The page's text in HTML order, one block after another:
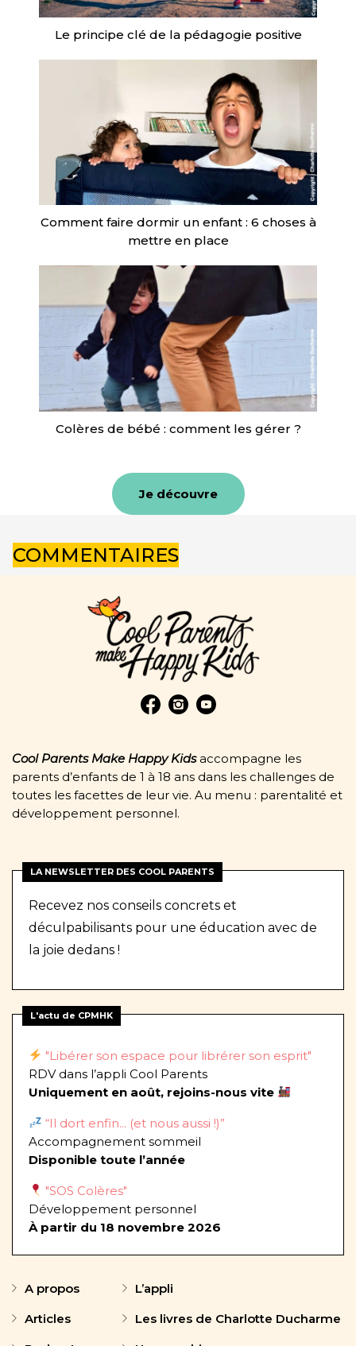
Le principe clé de la pédagogie positive
Comment faire dormir un enfant : 6 choses à
mettre en place
Colères de bébé : comment les gérer ?
Je découvre
COMMENTAIRES
Cool Parents Make Happy Kidsaccompagne les
parents d’enfants de 1 à 18 ans dans les challenges de
toutes les facettes de leur vie. Au menu : parentalité et
développement personnel.
LA NEWSLETTER DES COOL PARENTS
Recevez nos conseils concrets et
déculpabilisants pour une éducation avec de
la joie dedans !
L'actu de CPMHK
"Libérer son espace pour librérer son esprit"
RDV dans l’appli Cool Parents
Uniquement en août, rejoins-nous vite
“Il dort enfin... (et nous aussi !)”
Accompagnement sommeil
Disponible toute l’année
"SOS Colères"
Développement personnel
À partir du 18 novembre 2026
A propos
Articles
L’appli
Les livres de Charlotte Ducharme